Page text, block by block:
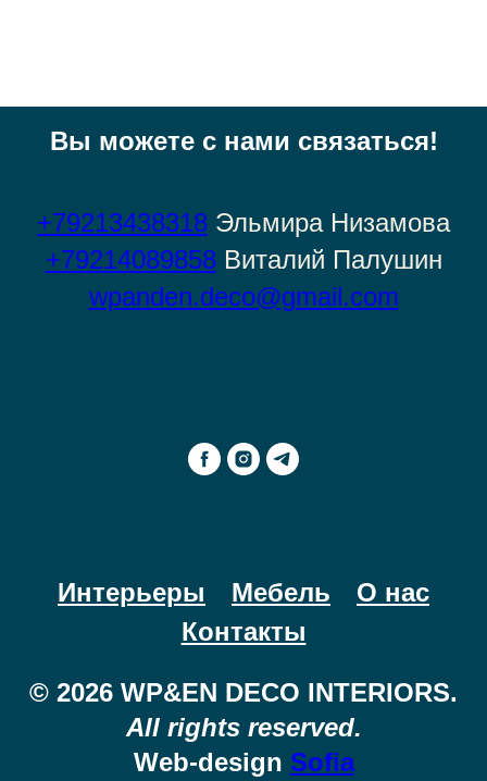
Вы можете с нами связаться!
+79213438318 Эльмира Низамова
+79214089858Виталий Палушин
wpanden.deco@gmail.com
Интерьеры Мебель
О нас
Контакты
© 2026 WP&EN DECO INTERIORS.
All rights reserved.
Web-design Sofia